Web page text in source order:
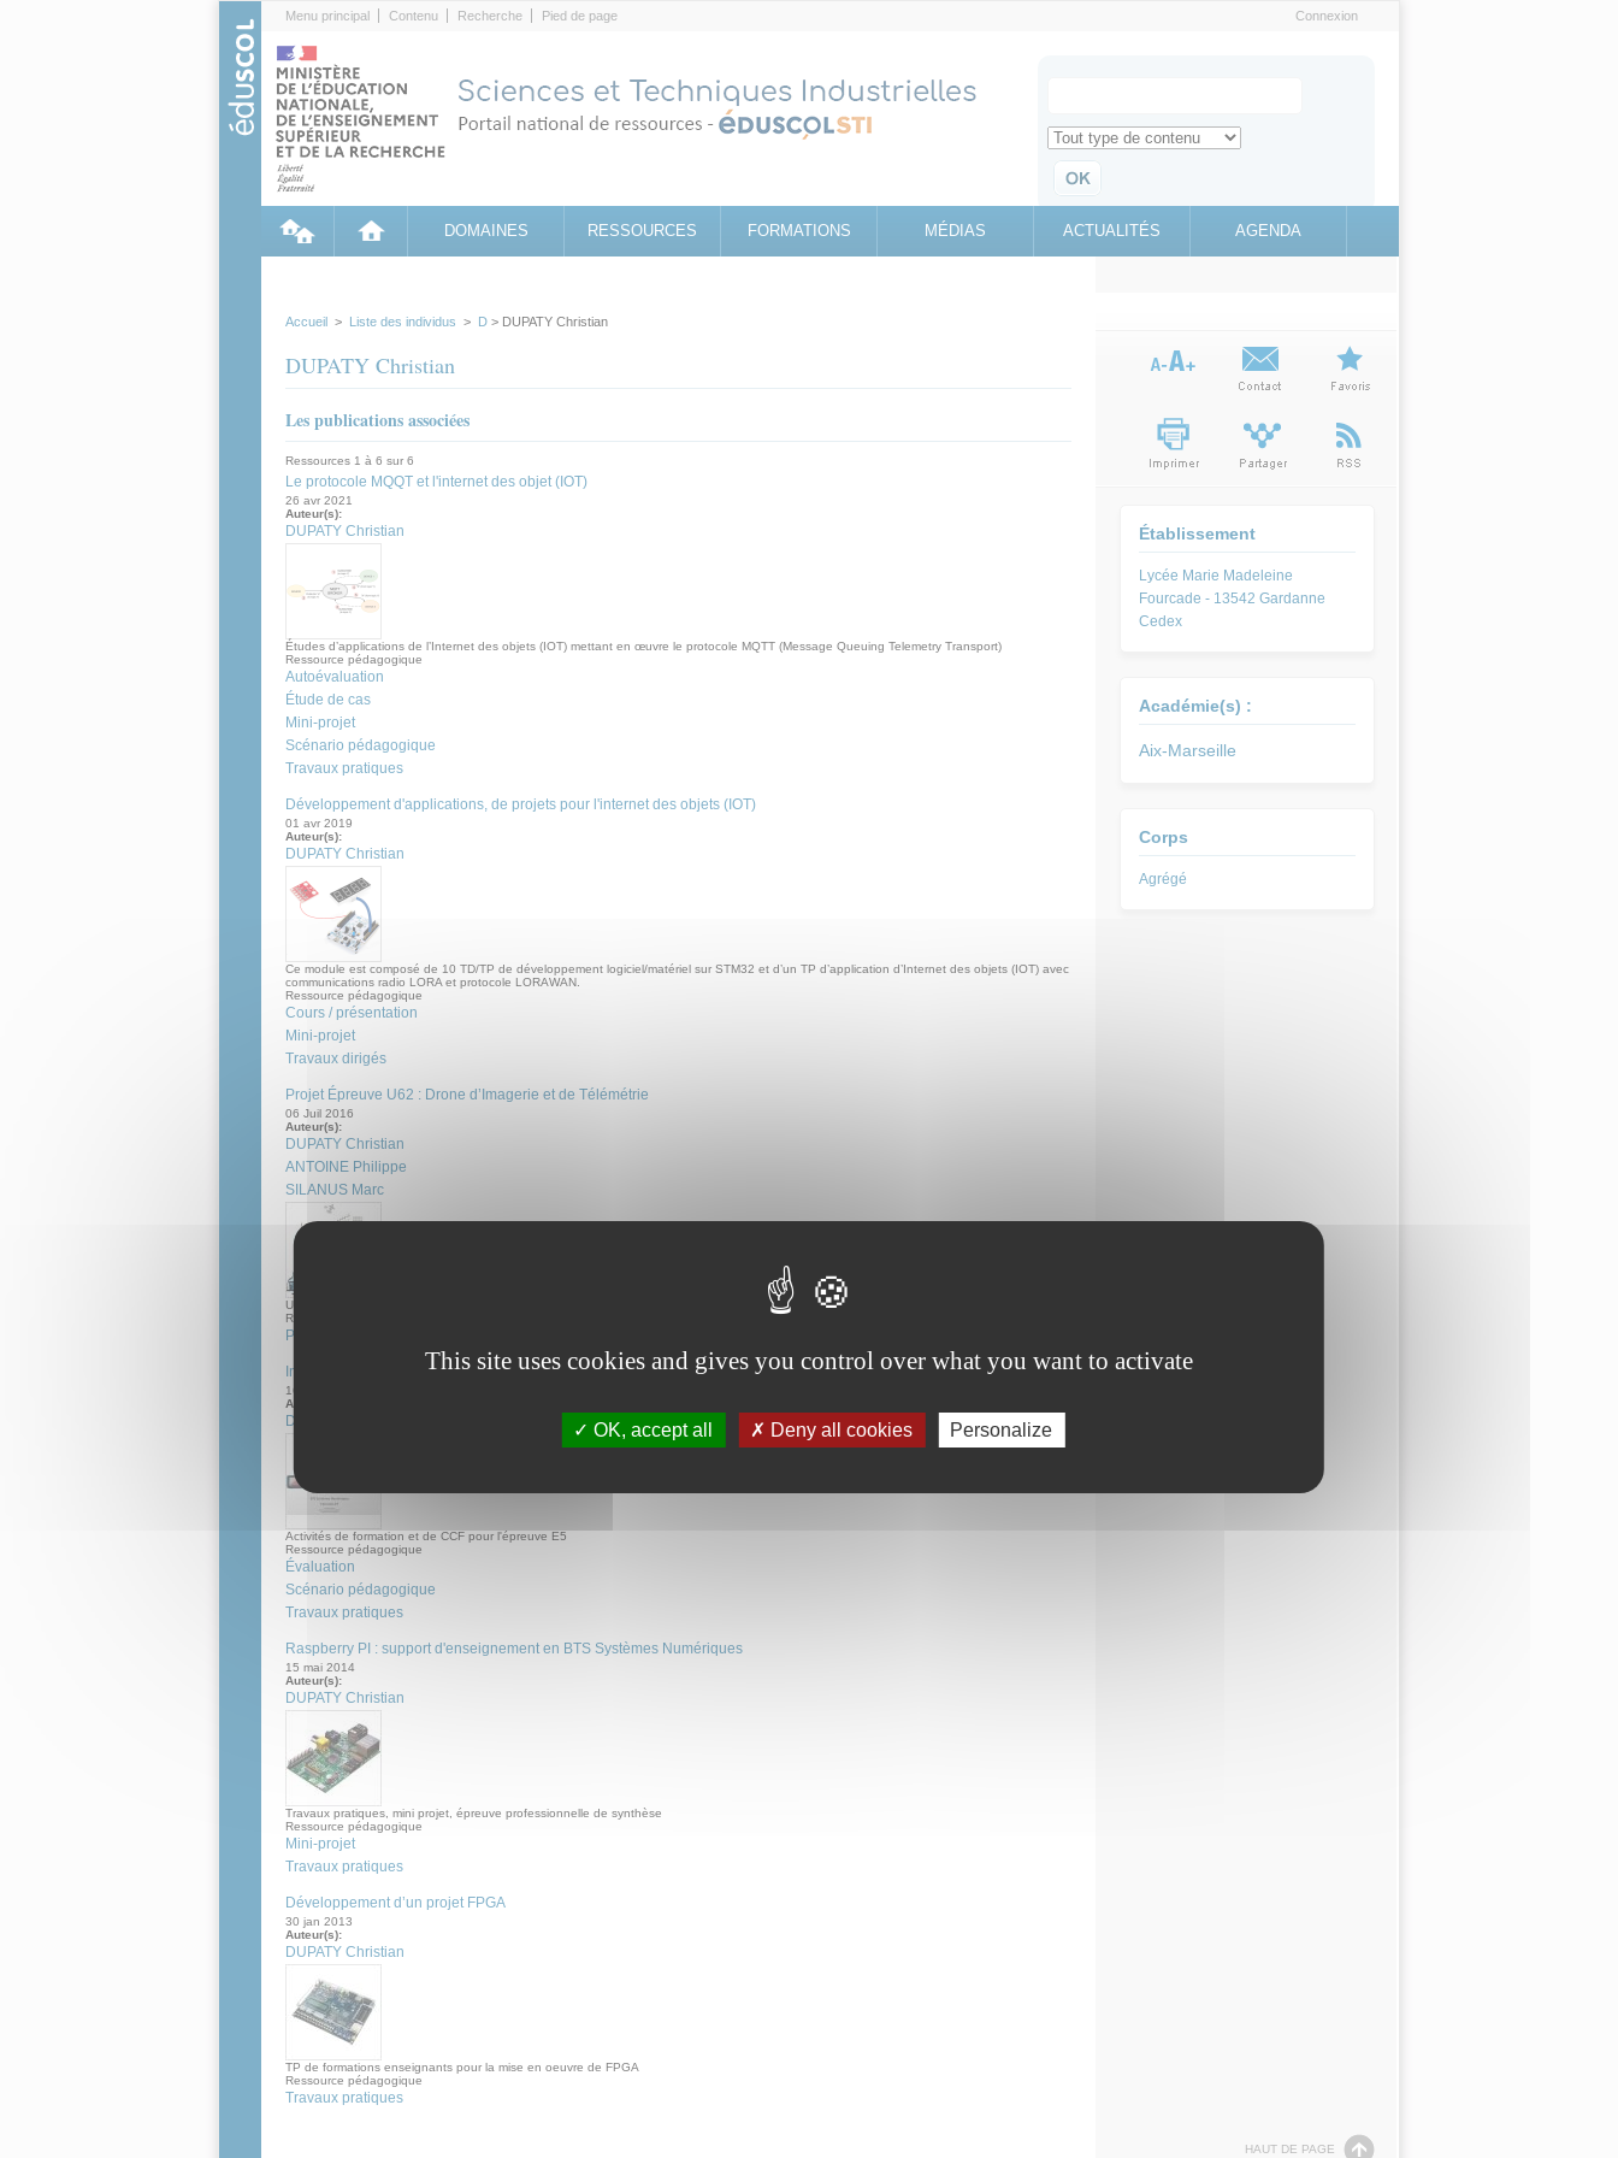
Menu principal Contenu Recherche Pied de page Connexion
Search for
Retrouvez toute l'information sur le site education.gouv.fr
DOMAINES RESSOURCES FORMATIONS MÉDIAS ACTUALITÉS AGENDA
Accueil > Liste des individus > D > DUPATY Christian
DUPATY Christian
Les publications associées
Ressources 1 à 6 sur 6
Le protocole MQQT et l'internet des objet (IOT)
26 avr 2021
Auteur(s):
DUPATY Christian
Études d’applications de l’Internet des objets (IOT) mettant en œuvre le protocole MQTT (Message Queuing Telemetry Transport)
Ressource pédagogique
Autoévaluation
Étude de cas
Mini-projet
Scénario pédagogique
Travaux pratiques
Développement d'applications, de projets pour l'internet des objets (IOT)
01 avr 2019
Auteur(s):
DUPATY Christian
Ce module est composé de 10 TD/TP de développement logiciel/matériel sur STM32 et d’un TP d’application d’Internet des objets (IOT) avec
communications radio LORA et protocole LORAWAN.
Ressource pédagogique
Cours / présentation
Mini-projet
Travaux dirigés
Projet Épreuve U62 : Drone d’Imagerie et de Télémétrie
06 Juil 2016
Auteur(s):
DUPATY Christian
ANTOINE Philippe
SILANUS Marc
Un projet en deux versions à destination de l'épreuve U62 afin de permettre une adaptation à sa mixité IR/EC qui en fait son originalité.
Ressource pédagogique
Projet
Intervention sur système en BTS SN : Journal lumineux
16 jan 2015
Auteur(s):
DUPATY Christian
Activités de formation et de CCF pour l'épreuve E5
Ressource pédagogique
Évaluation
Scénario pédagogique
Travaux pratiques
Raspberry PI : support d'enseignement en BTS Systèmes Numériques
15 mai 2014
Auteur(s):
DUPATY Christian
Travaux pratiques, mini projet, épreuve professionnelle de synthèse
Ressource pédagogique
Mini-projet
Travaux pratiques
Développement d’un projet FPGA
30 jan 2013
Auteur(s):
DUPATY Christian
TP de formations enseignants pour la mise en oeuvre de FPGA
Ressource pédagogique
Travaux pratiques
Établissement
Lycée Marie Madeleine
Fourcade - 13542 Gardanne
Cedex
Académie(s) :
Aix-Marseille
Corps
HAUT DE PAGE
This site uses cookies and gives you control over what you want to activate
OK, accept all Deny all cookies Personalize